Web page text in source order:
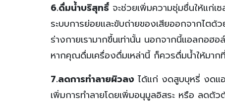
6.ดื่มน้ำบริสุทธิ์ จะช่วยเพิ่มความชุ่มชื่นให้แก่
ระบบการย่อยและขับถ่ายของเสียออกจากไต
ร่างกายเรามากขึ้นเท่านั้น นอกจากนี้แอลกอฮ
หากคุณดื่มเครื่องดื่มเหล่านี้ ก็ควรดื่มน้ำให้มา
7.ลดการทำลายผิวลง ได้แก่ งดสูบบุหรี่ งดแ
เพิ่มการทำลายโดยเพิ่มอนุมูลอิสระ หรือ ลดตัว